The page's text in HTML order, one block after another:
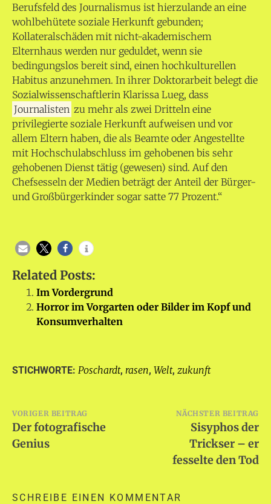
Berufsfeld des Journalismus ist hierzulande an eine
wohlbehütete soziale Herkunft gebunden;
Kollateralschäden mit nicht-akademischem
Elternhaus werden nur geduldet, wenn sie
bedingungslos bereit sind, einen hochkulturellen
Habitus anzunehmen. In ihrer Doktorarbeit belegt die
Sozialwissenschaftlerin Klarissa Lueg, dass
Journalisten zu mehr als zwei Dritteln eine
privilegierte soziale Herkunft aufweisen und vor
allem Eltern haben, die als Beamte oder Angestellte
mit Hochschulabschluss im gehobenen bis sehr
gehobenen Dienst tätig (gewesen) sind. Auf den
Chefsesseln der Medien beträgt der Anteil der Bürger-
und Großbürgerkinder sogar satte 77 Prozent.“
Related Posts:
Im Vordergrund
Horror im Vorgarten oder Bilder im Kopf und
Konsumverhalten
STICHWORTE: Poschardt, rasen, Welt, zukunft
Beitragsnavigation
VORIGER BEITRAG
Der fotografische
Genius
NÄCHSTER BEITRAG
Sisyphos der
Trickser – er
fesselte den Tod
SCHREIBE EINEN KOMMENTAR